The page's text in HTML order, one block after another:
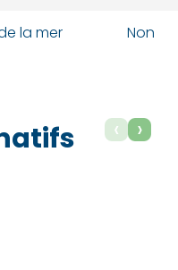
la mer Non
‹ ›